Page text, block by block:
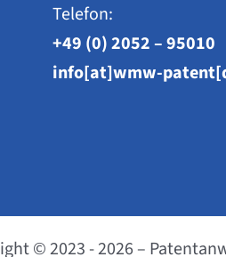
Telefon:
+49 (0) 2052 – 95010
info[at]wmw-
© 2023 - 2026 –